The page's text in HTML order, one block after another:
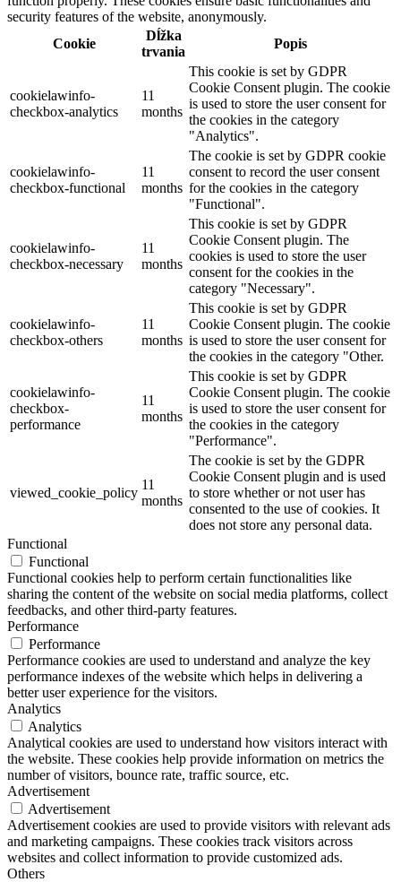
security features of the website, anonymously.
Cookie
Dĺžka
trvania
Popis
cookielawinfo-
checkbox-analytics
11
months
This cookie is set by GDPR
Cookie Consent plugin. The cookie
is used to store the user consent for
the cookies in the category
"Analytics".
cookielawinfo-
checkbox-functional
11
months
The cookie is set by GDPR cookie
consent to record the user consent
for the cookies in the category
"Functional".
cookielawinfo-
checkbox-necessary
11
months
This cookie is set by GDPR
Cookie Consent plugin. The
cookies is used to store the user
consent for the cookies in the
category "Necessary".
cookielawinfo-
checkbox-others
11
months
This cookie is set by GDPR
Cookie Consent plugin. The cookie
is used to store the user consent for
the cookies in the category "Other.
cookielawinfo-
checkbox-
performance
11
months
This cookie is set by GDPR
Cookie Consent plugin. The cookie
is used to store the user consent for
the cookies in the category
"Performance".
viewed_cookie_policy
11
months
The cookie is set by the GDPR
Cookie Consent plugin and is used
to store whether or not user has
consented to the use of cookies. It
does not store any personal data.
Functional
Functional
Functional cookies help to perform certain functionalities like
sharing the content of the website on social media platforms, collect
feedbacks, and other third-party features.
Performance
Performance
Performance cookies are used to understand and analyze the key
performance indexes of the website which helps in delivering a
better user experience for the visitors.
Analytics
Analytics
Analytical cookies are used to understand how visitors interact with
the website. These cookies help provide information on metrics the
number of visitors, bounce rate, traffic source, etc.
Advertisement
Advertisement
Advertisement cookies are used to provide visitors with relevant ads
and marketing campaigns. These cookies track visitors across
websites and collect information to provide customized ads.
Others